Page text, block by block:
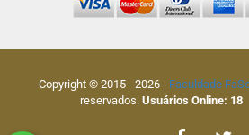
Copyright © 2015 - 2026- Faculdade
reservados. Usuários Online: 18